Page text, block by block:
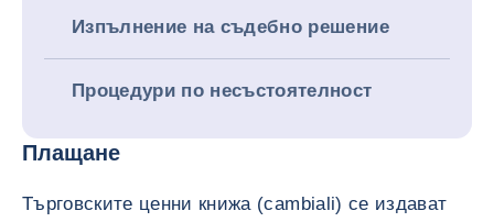
Изпълнение на съдебно решение
Процедури по несъстоятелност
Плащане
Търговските ценни книжа (cambiali) се издават